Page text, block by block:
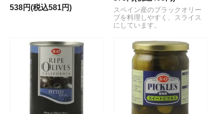
538円(税込581円)
スペイン産のブラックオリー
ブを料理しやすく、スライス
にしています。